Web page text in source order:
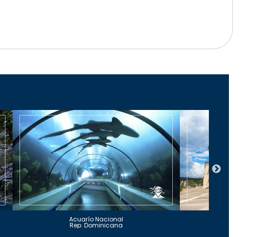
Acuarío Nacional
Rep. Dominicana